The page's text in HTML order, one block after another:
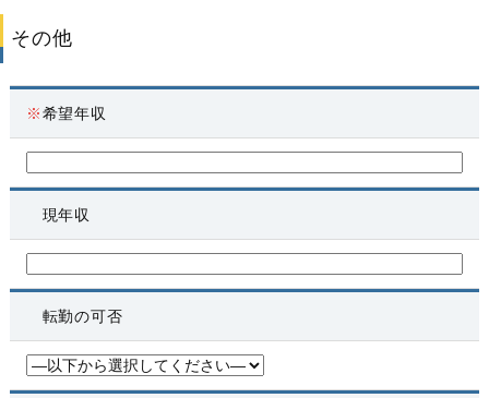
その他
※希望年収
現年収
転勤の可否